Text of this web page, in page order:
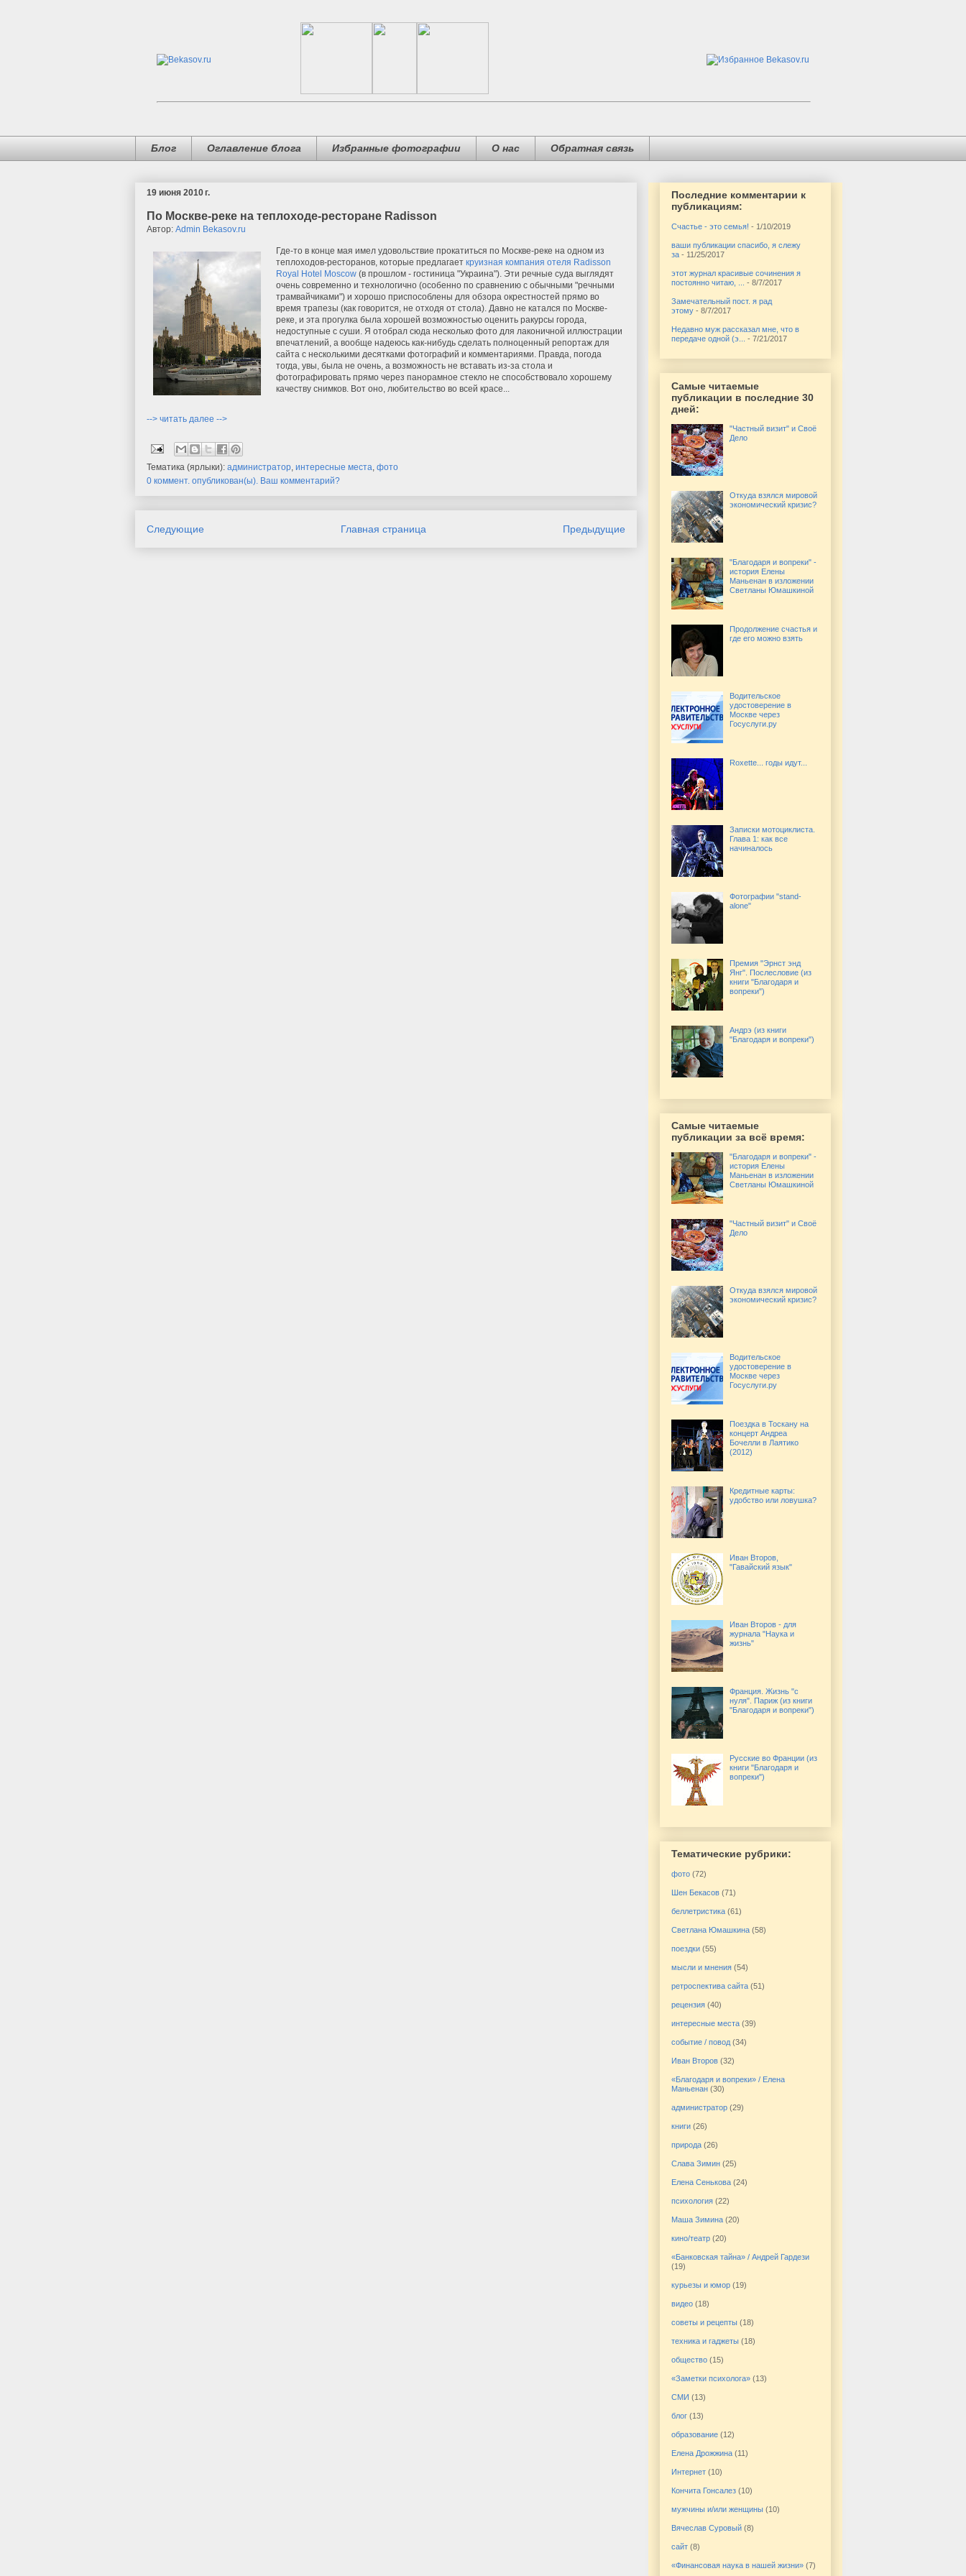
Блог Оглавление блога Избранные фотографии О нас Обратная связь
19 июня 2010 г.
По Москве-реке на теплоходе-ресторане Radisson
Автор: Admin Bekasov.ru
Где-то в конце мая имел удовольствие прокатиться по Москве-реке на одном из
теплоходов-ресторанов, которые предлагает круизная компания отеля Radisson
Royal Hotel Moscow (в прошлом - гостиница "Украина"). Эти речные суда выглядят
очень современно и технологично (особенно по сравнению с обычными "речными
трамвайчиками") и хорошо приспособлены для обзора окрестностей прямо во
время трапезы (как говорится, не отходя от стола). Давно не катался по Москве-
реке, и эта прогулка была хорошей возможностью оценить ракурсы города,
недоступные с суши. Я отобрал сюда несколько фото для лаконичной иллюстрации
впечатлений, а вообще надеюсь как-нибудь сделать полноценный репортаж для
сайта с несколькими десятками фотографий и комментариями. Правда, погода
тогда, увы, была не очень, а возможность не вставать из-за стола и
фотографировать прямо через панорамное стекло не способствовало хорошему
качеству снимков. Вот оно, любительство во всей красе...
--> читать далее -->
Тематика (ярлыки): администратор интересные места фото
0 коммент. опубликован(ы). Ваш комментарий?
Следующие Предыдущие
Главная страница
Последние комментарии к
публикациям:
Счастье - это семья! - 1/10/2019
ваши публикации спасибо, я слежу
за - 11/25/2017
этот журнал красивые сочинения я
постоянно читаю, ...
- 8/7/2017
Замечательный пост. я рад
этому - 8/7/2017
Недавно муж рассказал мне, что в
передаче одной (э...
- 7/21/2017
Самые читаемые
публикации в последние 30
дней:
"Частный визит" и Своё
Дело
Откуда взялся мировой
экономический кризис?
"Благодаря и вопреки" -
история Елены
Маньенан в изложении
Светланы Юмашкиной
Продолжение счастья и
где его можно взять
Водительское
удостоверение в
Москве через
Госуслуги.ру
Roxette... годы идут...
Записки мотоциклиста.
Глава 1: как все
начиналось
Фотографии "stand-
alone"
Премия "Эрнст энд
Янг". Послесловие (из
книги "Благодаря и
вопреки")
Андрэ (из книги
"Благодаря и вопреки")
Самые читаемые
публикации за всё время:
"Благодаря и вопреки" -
история Елены
Маньенан в изложении
Светланы Юмашкиной
"Частный визит" и Своё
Дело
Откуда взялся мировой
экономический кризис?
Водительское
удостоверение в
Москве через
Госуслуги.ру
Поездка в Тоскану на
концерт Андреа
Бочелли в Лаятико
(2012)
Кредитные карты:
удобство или ловушка?
Иван Второв,
"Гавайский язык"
Иван Второв - для
журнала "Наука и
жизнь"
Франция. Жизнь "с
нуля". Париж (из книги
"Благодаря и вопреки")
Русские во Франции (из
книги "Благодаря и
вопреки")
Тематические рубрики:
фото (72)
Шен Бекасов (71)
беллетристика (61)
Светлана Юмашкина (58)
поездки (55)
мысли и мнения (54)
ретроспектива сайта (51)
рецензия (40)
интересные места (39)
событие / повод (34)
Иван Второв (32)
«Благодаря и вопреки» / Елена
Маньенан (30)
администратор (29)
книги (26)
природа (26)
Слава Зимин (25)
Елена Сенькова (24)
психология (22)
Маша Зимина (20)
кино/театр (20)
«Банковская тайна» / Андрей Гардези
(19)
курьезы и юмор (19)
видео (18)
советы и рецепты (18)
техника и гаджеты (18)
общество (15)
«Заметки психолога» (13)
СМИ (13)
блог (13)
образование (12)
Елена Дрожжина (11)
Интернет (10)
Кончита Гонсалез (10)
мужчины и/или женщины (10)
Вячеслав Суровый (8)
сайт (8)
«Финансовая наука в нашей жизни» (7)